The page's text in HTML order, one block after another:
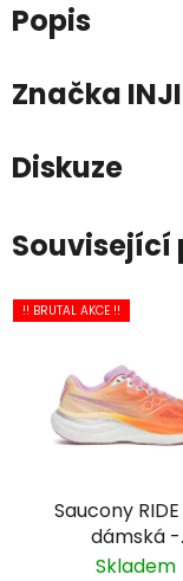
Popis
Značka
Diskuze
Související
!! BRUTAL AKCE !!
Saucony RIDE
dámská -
oranžová/
Skladem